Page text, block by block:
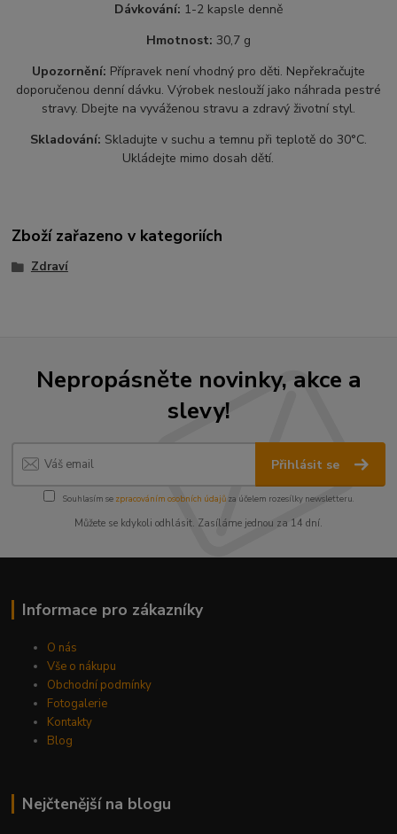
Dávkování: 1-2 kapsle denně
Hmotnost: 30,7 g
Upozornění: Přípravek není vhodný pro děti. Nepřekračujte
doporučenou denní dávku. Výrobek neslouží jako náhrada pestré
stravy. Dbejte na vyváženou stravu a zdravý životní styl.
Skladování: Skladujte v suchu a temnu při teplotě do 30°C.
Ukládejte mimo dosah dětí.
Zboží zařazeno v kategoriích
Zdraví
Nepropásněte novinky, akce a
slevy!
Přihlásit se
Souhlasím se zpracováním osobních údajůza účelem rozesílky newsletteru.
Můžete se kdykoli odhlásit. Zasíláme jednou za 14 dní.
Informace pro zákazníky
O nás
Vše o nákupu
Obchodní podmínky
Fotogalerie
Kontakty
Blog
Nejčtenější na blogu